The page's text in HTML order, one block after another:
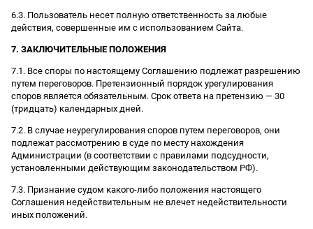
6.3. Пользователь несет полную ответственность за любые
действия, совершенные им с использованием Сайта.
7. ЗАКЛЮЧИТЕЛЬНЫЕ ПОЛОЖЕНИЯ
7.1. Все споры по настоящему Соглашению подлежат разрешению
путем переговоров. Претензионный порядок урегулирования
споров является обязательным. Срок ответа на претензию — 30
(тридцать) календарных дней.
7.2. В случае неурегулирования споров путем переговоров, они
подлежат рассмотрению в суде по месту нахождения
Администрации (в соответствии с правилами подсудности,
установленными действующим законодательством РФ).
7.3. Признание судом какого-либо положения настоящего
Соглашения недействительным не влечет недействительности
иных положений.